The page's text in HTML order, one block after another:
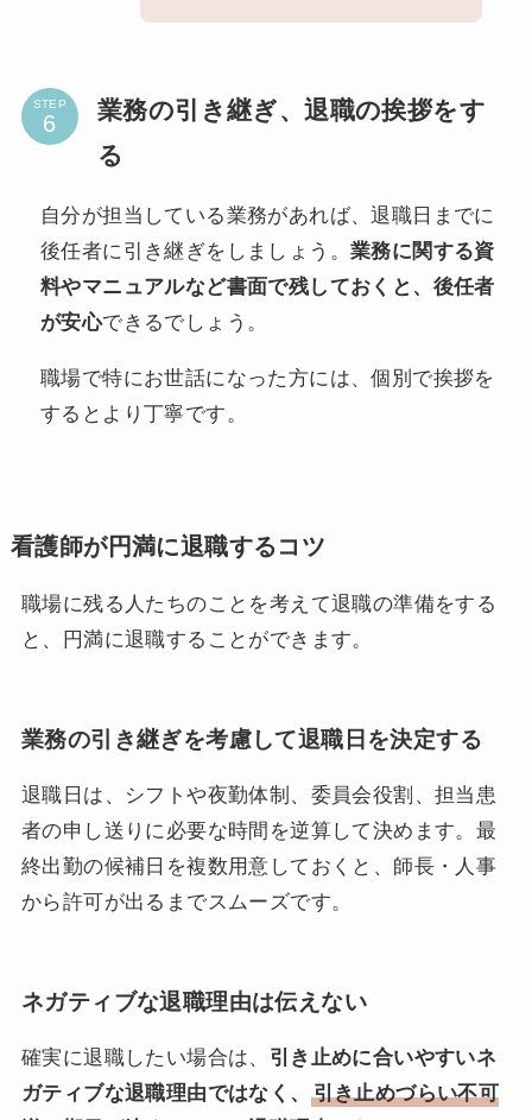
STEP
業務の引き継ぎ、退職の挨拶をす
る
自分が担当している業務があれば、退職日までに
後任者に引き継ぎをしましょう。 業務に関する資
料やマニュアルなど書面で残しておくと、後任者
が安心できるでしょう。
職場で特にお世話になった方には、個別で挨拶を
するとより丁寧です。
看護師が円満に退職するコツ
職場に残る人たちのことを考えて退職の準備をする
と、円満に退職することができます。
業務の引き継ぎを考慮して退職日を決定する
退職日は、シフトや夜勤体制、委員会役割、担当患
者の申し送りに必要な時間を逆算して決めます。最
終出勤の候補日を複数用意しておくと、師長・人事
から許可が出るまでスムーズです。
ネガティブな退職理由は伝えない
確実に退職したい場合は、 引き止めに合いやすいネ
ガティブな退職理由ではなく、
引き止めづらい不可